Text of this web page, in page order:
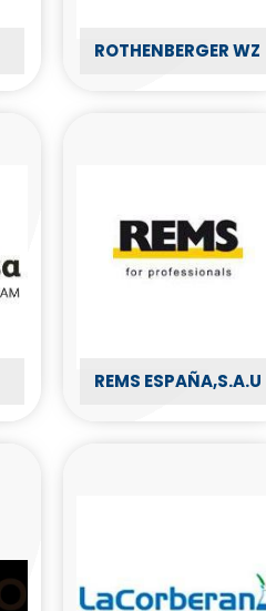
ROTHENBERGER WZ
REMS ESPAÑA,S.A.U